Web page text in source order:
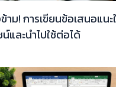
าม! การเขียนข้อเสนอแนะ
และนำไปใช้ต่อได้